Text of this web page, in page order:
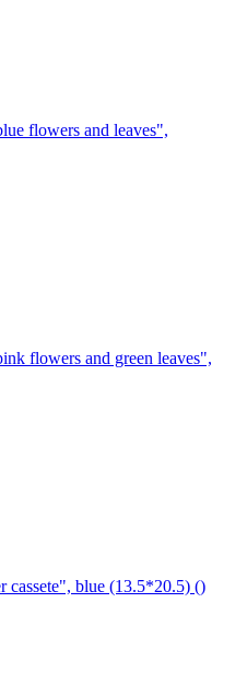
flowers and leaves",
flowers and green leaves",
cassete", blue (13.5*20.5) ()